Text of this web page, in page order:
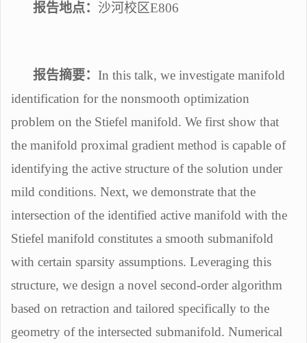
报告地点： 沙河校区E806
报告摘要： In this talk, we investigate manifold
identification for the nonsmooth optimization
problem on the Stiefel manifold. We first show that
the manifold proximal gradient method is capable of
identifying the active structure of the solution under
mild conditions. Next, we demonstrate that the
intersection of the identified active manifold with the
Stiefel manifold constitutes a smooth submanifold
with certain sparsity assumptions. Leveraging this
structure, we design a novel second-order algorithm
based on retraction and tailored specifically to the
geometry of the intersected submanifold. Numerical